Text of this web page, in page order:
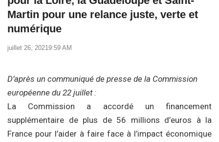
Martin pour une relance juste, verte et
numérique
juillet 26, 20219:59 AM
D’après un communiqué de presse de la Commission
européenne du 22 juillet :
La Commission a accordé un financement
supplémentaire de plus de 56 millions d’euros à la
France pour l’aider à faire face à l’impact économique